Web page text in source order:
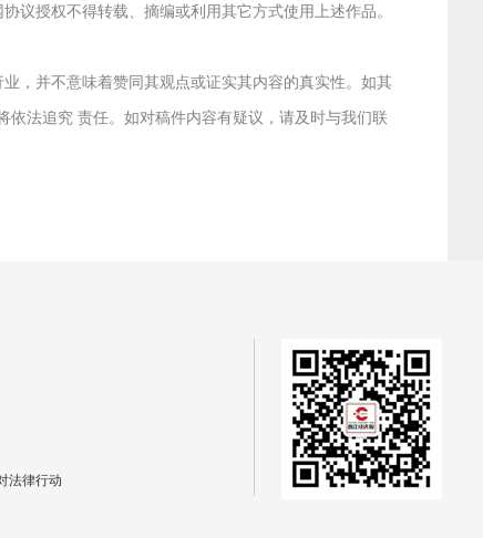
议授权不得转载、摘编或利用其它方式使用上述作品。
，并不意味着赞同其观点或证实其内容的真实性。如其
依法追究 责任。如对稿件内容有疑议，请及时与我们联
法律行动